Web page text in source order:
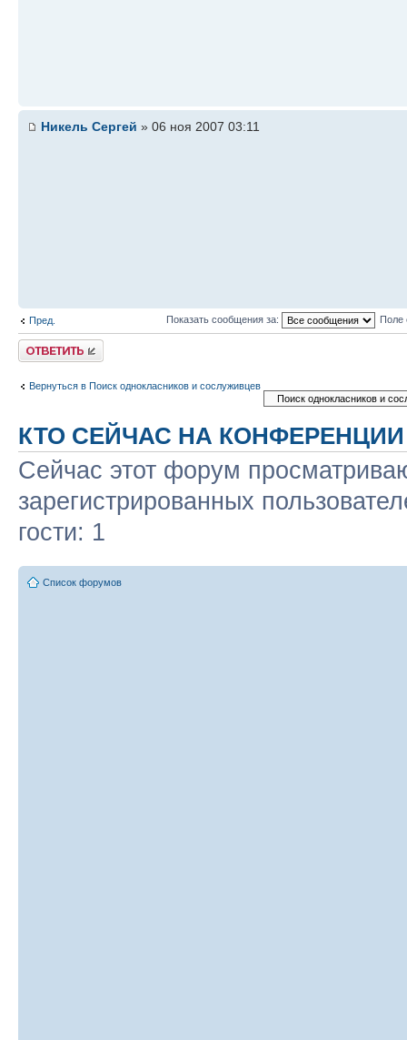
Никель Сергей » 06 ноя 2007 03:11
Пред. Показать сообщения за: Поле
Ответить
Вернуться в Поиск однокласников и сослуживцев
КТО СЕЙЧАС НА КОНФЕРЕНЦИИ
Сейчас этот форум
зарегистрированных
гости: 1
Список форумов